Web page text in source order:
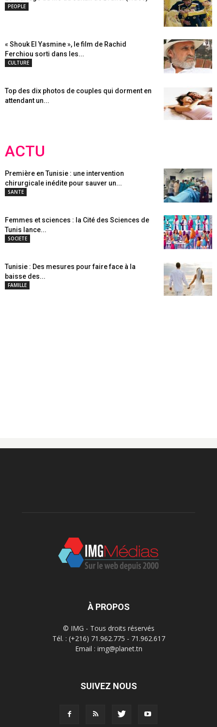
PEOPLE
« Shouk El Yasmine », le film de Rachid
Ferchiou sorti dans les...
CULTURE
Top des dix photos de couples qui dorment en
attendant un...
ACTU
Première en Tunisie : une intervention
chirurgicale inédite pour sauver un...
SANTE
Femmes et sciences : la Cité des Sciences de
Tunis lance...
SOCIETE
Tunisie : Des mesures pour faire face à la
baisse des...
FAMILLE
À PROPOS
© IMG - Tous droits réservés
Tél. : (+216) 71.962.775 - 71.962.617
Email : img@planet.tn
SUIVEZ NOUS